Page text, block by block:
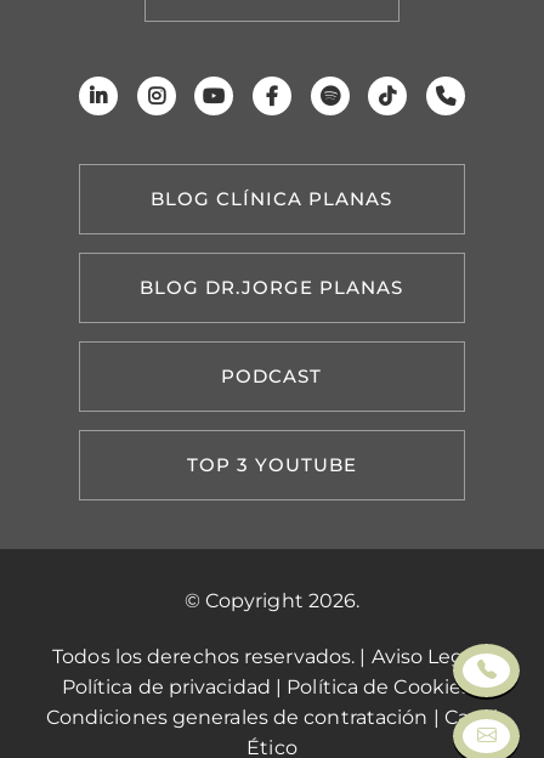
BLOG CLÍNICA PLANAS
BLOG DR.JORGE PLANAS
PODCAST
TOP 3 YOUTUBE
© Copyright 2026.
Todos los derechos reservados. | Aviso Legal|
Política de privacidad | Política de Cookies|
Condiciones generales de contratación | Canal
Ético